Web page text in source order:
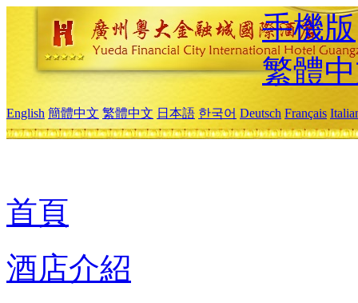
手機版
繁體
English 簡體中文 繁體中文 日本語 한국어 Deutsch Français
首頁
酒店介紹